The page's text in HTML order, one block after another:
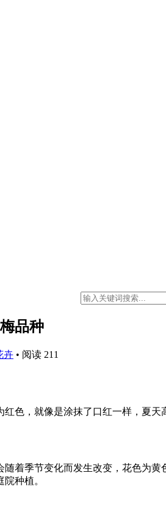
品种
卉 • 阅读 211
色，就像是涂抹了口红一样，夏天
随着季节变化而发生改变，花色为
种植。